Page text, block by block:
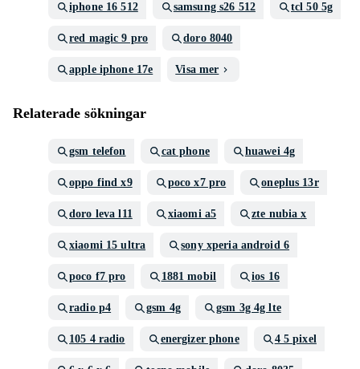
iphone 16 512 samsung s26 512 tcl 50 5g
red magic 9 pro doro 8040
apple iphone 17e Visa mer
Relaterade sökningar
gsm telefon cat phone huawei 4g
oppo find x9 poco x7 pro oneplus 13r
doro leva l11 xiaomi a5 zte nubia x
xiaomi 15 ultra sony xperia android 6
poco f7 pro 1881 mobil ios 16
radio p4 gsm 4g gsm 3g 4g lte
105 4 radio energizer phone 4 5 pixel